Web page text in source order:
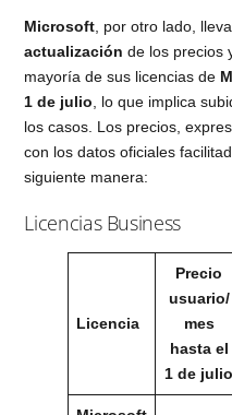
Microsoft , por otro lado,
actualización de los precios
mayoría de sus licencias de
1 de julio , lo que implica
los casos. Los precios,
con los datos oficiales
siguiente manera:
Licencias Business
Licencia
Precio
usuario/
mes
hasta el
1 de julio